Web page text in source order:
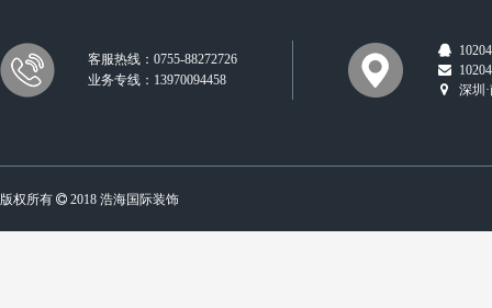
客服热线：0755-88272726
业务专线：13970094458
深圳
版权所有 2018 浩海国际装饰